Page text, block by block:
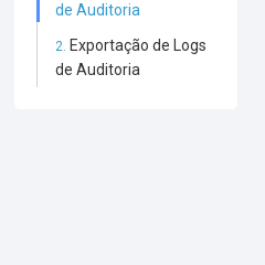
de Auditoria
Exportação de Logs
de Auditoria